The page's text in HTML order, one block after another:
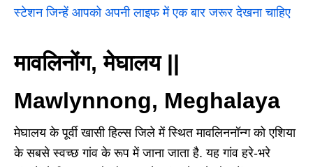
स्टेशन जिन्हें आपको अपनी लाइफ में एक बार जरूर देखना चाहिए
मावलिनोंग, मेघालय ||
Mawlynnong, Meghalaya
मेघालय के पूर्वी खासी हिल्स जिले में स्थित मावलिननॉन्ग को एशिया
के सबसे स्वच्छ गांव के रूप में जाना जाता है. यह गांव हरे-भरे